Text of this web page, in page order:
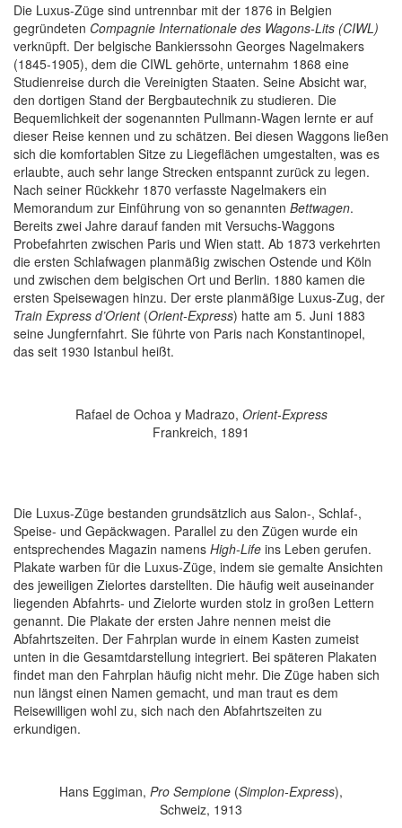
Die Luxus-Züge sind untrennbar mit der 1876 in Belgien
gegründeten Compagnie Internationale des Wagons-Lits (CIWL)
verknüpft. Der belgische Bankierssohn Georges Nagelmakers
(1845-1905), dem die CIWL gehörte, unternahm 1868 eine
Studienreise durch die Vereinigten Staaten. Seine Absicht war,
den dortigen Stand der Bergbautechnik zu studieren. Die
Bequemlichkeit der sogenannten Pullmann-Wagen lernte er auf
dieser Reise kennen und zu schätzen. Bei diesen Waggons ließen
sich die komfortablen Sitze zu Liegeflächen umgestalten, was es
erlaubte, auch sehr lange Strecken entspannt zurück zu legen.
Nach seiner Rückkehr 1870 verfasste Nagelmakers ein
Memorandum zur Einführung von so genannten Bettwagen.
Bereits zwei Jahre darauf fanden mit Versuchs-Waggons
Probefahrten zwischen Paris und Wien statt. Ab 1873 verkehrten
die ersten Schlafwagen planmäßig zwischen Ostende und Köln
und zwischen dem belgischen Ort und Berlin. 1880 kamen die
ersten Speisewagen hinzu. Der erste planmäßige Luxus-Zug, der
Train Express d’Orient(Orient-Express) hatte am 5. Juni 1883
seine Jungfernfahrt. Sie führte von Paris nach Konstantinopel,
das seit 1930 Istanbul heißt.
Rafael de Ochoa y Madrazo, Orient-Express
Frankreich, 1891
Die Luxus-Züge bestanden grundsätzlich aus Salon-, Schlaf-,
Speise- und Gepäckwagen. Parallel zu den Zügen wurde ein
entsprechendes Magazin namens High-Life ins Leben gerufen.
Plakate warben für die Luxus-Züge, indem sie gemalte Ansichten
des jeweiligen Zielortes darstellten. Die häufig weit auseinander
liegenden Abfahrts- und Zielorte wurden stolz in großen Lettern
genannt. Die Plakate der ersten Jahre nennen meist die
Abfahrtszeiten. Der Fahrplan wurde in einem Kasten zumeist
unten in die Gesamtdarstellung integriert. Bei späteren Plakaten
findet man den Fahrplan häufig nicht mehr. Die Züge haben sich
nun längst einen Namen gemacht, und man traut es dem
Reisewilligen wohl zu, sich nach den Abfahrtszeiten zu
erkundigen.
Hans Eggiman, Pro Sempione (Simplon-Express),
Schweiz, 1913